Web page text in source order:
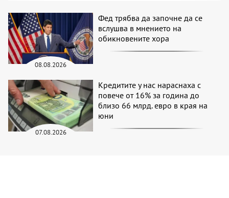
08.08.2026
Фед трябва да започне да се
вслушва в мнението на
обикновените хора
07.08.2026
Кредитите у нас нараснаха с
повече от 16% за година до
близо 66 млрд. евро в края на
юни